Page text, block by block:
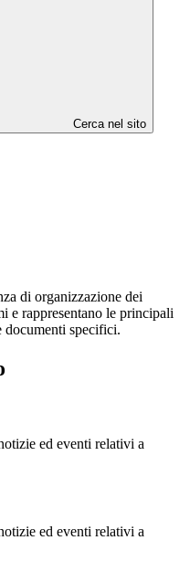
Cerca nel sito
di organizzazione dei
e rappresentano le principali
documenti specifici.
ed eventi relativi a
ed eventi relativi a